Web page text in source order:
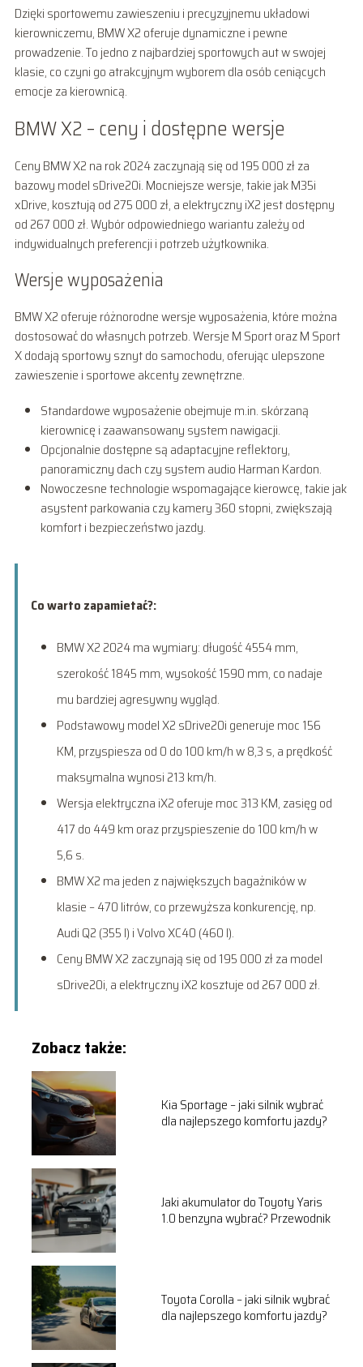
Dzięki sportowemu zawieszeniu i precyzyjnemu układowi
kierowniczemu, BMW X2 oferuje dynamiczne i pewne
prowadzenie. To jedno z najbardziej sportowych aut w swojej
klasie, co czyni go atrakcyjnym wyborem dla osób ceniących
emocje za kierownicą.
BMW X2 – ceny i dostępne wersje
Ceny BMW X2 na rok 2024 zaczynają się od 195 000 zł za
bazowy model sDrive20i. Mocniejsze wersje, takie jak M35i
xDrive, kosztują od 275 000 zł, a elektryczny iX2 jest dostępny
od 267 000 zł. Wybór odpowiedniego wariantu zależy od
indywidualnych preferencji i potrzeb użytkownika.
Wersje wyposażenia
BMW X2 oferuje różnorodne wersje wyposażenia, które można
dostosować do własnych potrzeb. Wersje M Sport oraz M Sport
X dodają sportowy sznyt do samochodu, oferując ulepszone
zawieszenie i sportowe akcenty zewnętrzne.
Standardowe wyposażenie obejmuje m.in. skórzaną
kierownicę i zaawansowany system nawigacji.
Opcjonalnie dostępne są adaptacyjne reflektory,
panoramiczny dach czy system audio Harman Kardon.
Nowoczesne technologie wspomagające kierowcę, takie jak
asystent parkowania czy kamery 360 stopni, zwiększają
komfort i bezpieczeństwo jazdy.
Co warto zapamietać?:
BMW X2 2024 ma wymiary: długość 4554 mm,
szerokość 1845 mm, wysokość 1590 mm, co nadaje
mu bardziej agresywny wygląd.
Podstawowy model X2 sDrive20i generuje moc 156
KM, przyspiesza od 0 do 100 km/h w 8,3 s, a prędkość
maksymalna wynosi 213 km/h.
Wersja elektryczna iX2 oferuje moc 313 KM, zasięg od
417 do 449 km oraz przyspieszenie do 100 km/h w
5,6 s.
BMW X2 ma jeden z największych bagażników w
klasie – 470 litrów, co przewyższa konkurencję, np.
Audi Q2 (355 l) i Volvo XC40 (460 l).
Ceny BMW X2 zaczynają się od 195 000 zł za model
sDrive20i, a elektryczny iX2 kosztuje od 267 000 zł.
Zobacz także:
Kia Sportage – jaki silnik wybrać
dla najlepszego komfortu jazdy?
Jaki akumulator do Toyoty Yaris
1.0 benzyna wybrać? Przewodnik
Toyota Corolla – jaki silnik wybrać
dla najlepszego komfortu jazdy?